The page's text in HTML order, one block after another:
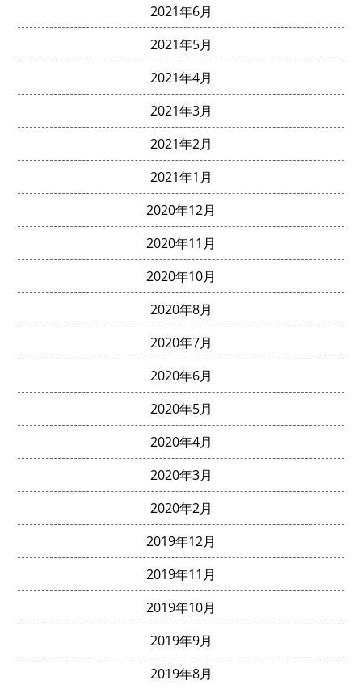
2021年6月
2021年5月
2021年4月
2021年3月
2021年2月
2021年1月
2020年12月
2020年11月
2020年10月
2020年8月
2020年7月
2020年6月
2020年5月
2020年4月
2020年3月
2020年2月
2019年12月
2019年11月
2019年10月
2019年9月
2019年8月